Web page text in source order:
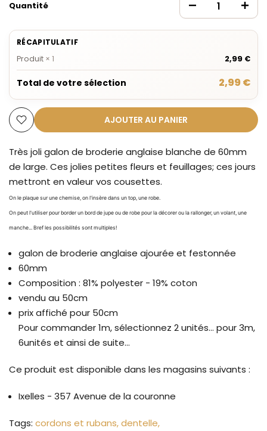
Quantité
RÉCAPITULATIF
Produit × 1 2,99 €
Total de votre sélection 2,99 €
AJOUTER AU PANIER
Très joli galon de broderie anglaise blanche de 60mm
de large. Ces jolies petites fleurs et feuillages; ces jours
mettront en valeur vos cousettes.
On le plaque sur une chemise, on l'insère dans un top, une robe.
On peut l'utiliser pour border un bord de jupe ou de robe pour la décorer ou la rallonger, un volant, une
manche... Bref les possibilités sont multiples!
galon de broderie anglaise ajourée et festonnée
60mm
Composition : 81% polyester - 19% coton
vendu au 50cm
prix affiché pour 50cm
Pour commander 1m, sélectionnez 2 unités... pour 3m,
6unités et ainsi de suite...
Ce produit est disponible dans les magasins suivants :
Ixelles - 357 Avenue de la couronne
Tags: cordons et rubans dentelle